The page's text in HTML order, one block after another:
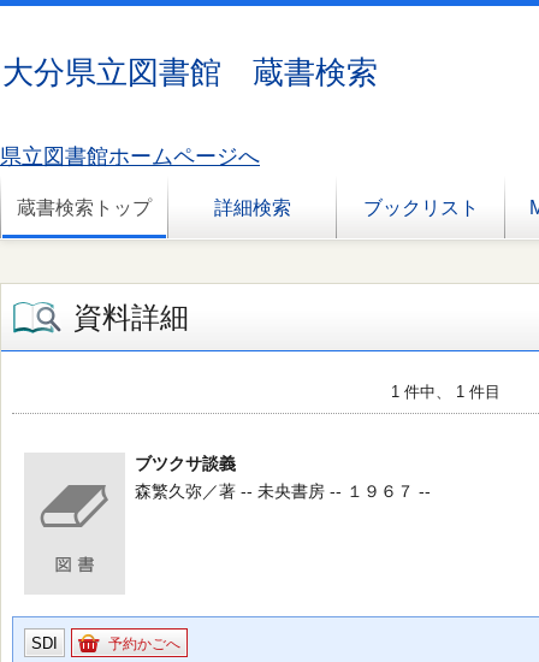
大分県立図書館 蔵書検索
県立図書館ホームページへ
蔵書検索トップ 詳細検索 ブックリスト
資料詳細
1 件中、 1 件目
ブツクサ談義
森繁久弥／著 -- 未央書房 -- １９６７ --
SDI 予約かごへ